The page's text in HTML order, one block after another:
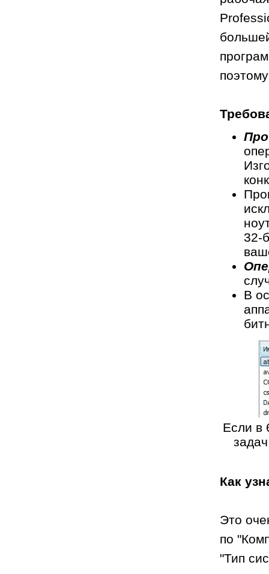
32-
В
Если в
Как
Это
по
"Тип